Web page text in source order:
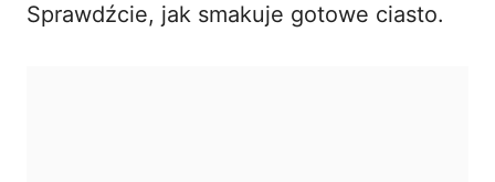
Sprawdźcie, jak smakuje gotowe ciasto.